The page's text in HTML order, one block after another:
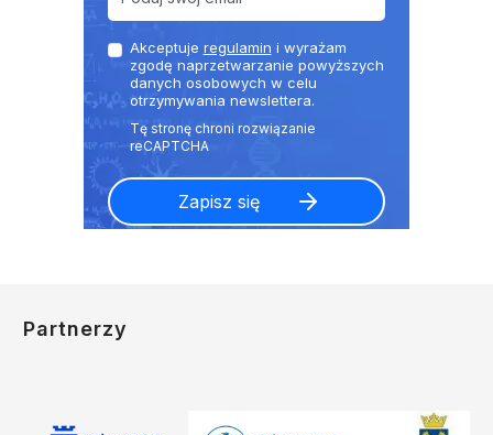
Akceptuje regulamin i wyrażam
zgodę naprzetwarzanie powyższych
danych osobowych w celu
otrzymywania newslettera.
Partnerzy